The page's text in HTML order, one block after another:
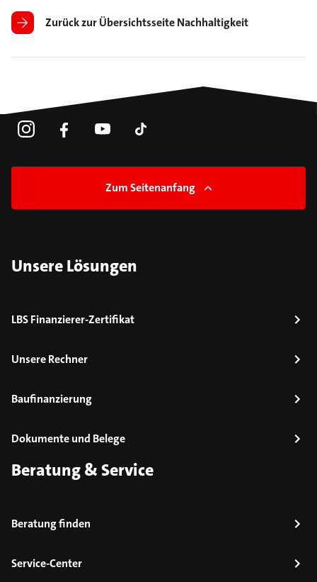
Zurück zur Übersichtsseite Nachhaltigkeit
Zum Seitenanfang
Unsere Lösungen
LBS Finanzierer-Zertifikat
Unsere Rechner
Baufinanzierung
Dokumente und Belege
Beratung & Service
Beratung finden
Service-Center